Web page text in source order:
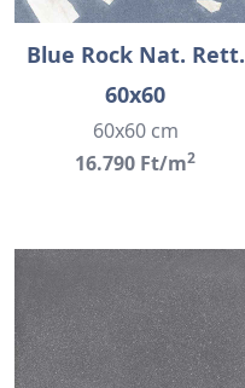
Blue Rock Nat. Rett.
60x60
60x60 cm
16.790 Ft/m2